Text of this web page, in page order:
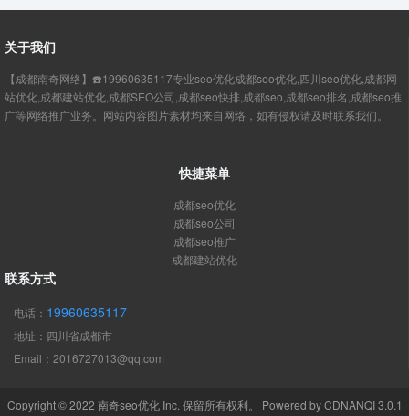
关于我们
【成都南奇网络】☎️19960635117专业seo优化成都seo优化,四川seo优化,成都网
站优化,成都建站优化,成都SEO公司,成都seo快排,成都seo,成都seo排名,成都seo推
广等网络推广业务。网站内容图片素材均来自网络，如有侵权请及时联系我们。
快捷菜单
成都seo优化
成都seo公司
成都seo推广
成都建站优化
联系方式
电话： 19960635117
地址：四川省成都市
Email：2016727013@qq.com
Copyright © 2022 南奇seo优化Inc. 保留所有权利。 Powered byCDNANQI 3.0.1